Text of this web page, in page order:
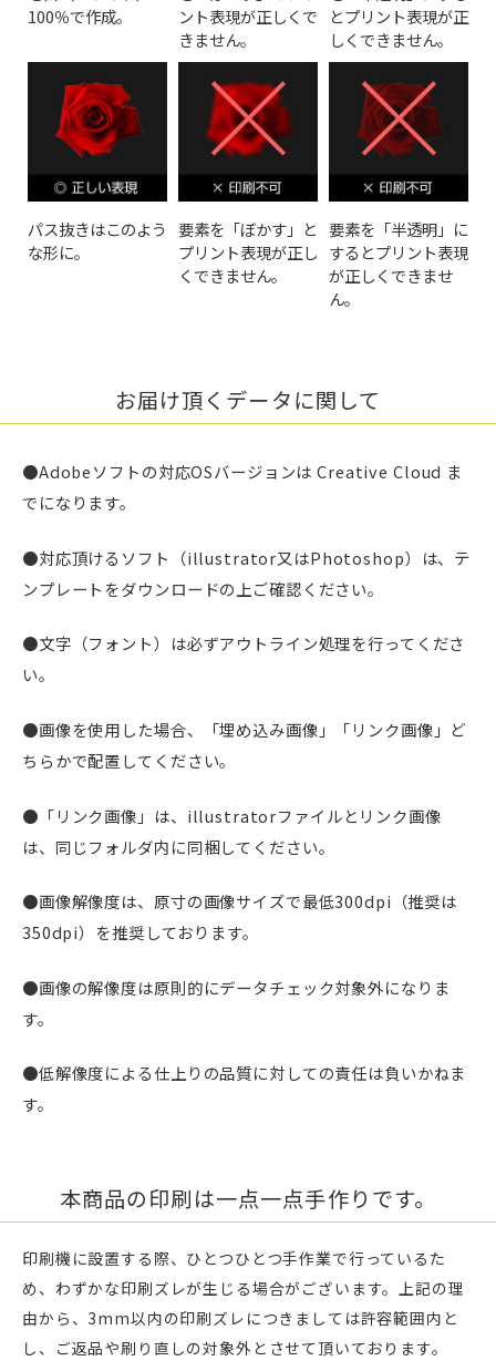
100％で作成。
ント表現が正しくで
きません。
とプリント表現が正
しくできません。
パス抜きはこのよう
な形に。
要素を「ぼかす」と
プリント表現が正し
くできません。
要素を「半透明」に
するとプリント表現
が正しくできませ
ん。
お届け頂くデータに関して
●Adobeソフトの対応OSバージョンは Creative Cloud ま
でになります。
●対応頂けるソフト（illustrator又はPhotoshop）は、テ
ンプレートをダウンロードの上ご確認ください。
●文字（フォント）は必ずアウトライン処理を行ってくださ
い。
●画像を使用した場合、「埋め込み画像」「リンク画像」ど
ちらかで配置してください。
●「リンク画像」は、illustratorファイルとリンク画像
は、同じフォルダ内に同梱してください。
●画像解像度は、原寸の画像サイズで最低300dpi（推奨は
350dpi）を推奨しております。
●画像の解像度は原則的にデータチェック対象外になりま
す。
●低解像度による仕上りの品質に対しての責任は負いかねま
す。
本商品の印刷は一点一点手作りです。
印刷機に設置する際、ひとつひとつ手作業で行っているた
め、わずかな印刷ズレが生じる場合がございます。上記の理
由から、3mm以内の印刷ズレにつきましては許容範囲内と
し、ご返品や刷り直しの対象外とさせて頂いております。